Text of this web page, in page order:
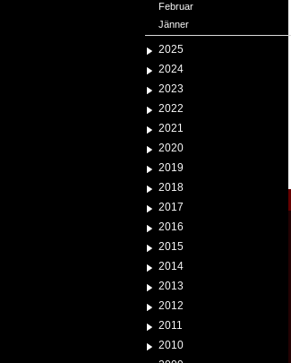
Februar
Jänner
2025
2024
2023
2022
2021
2020
2019
2018
2017
2016
2015
2014
2013
2012
2011
2010